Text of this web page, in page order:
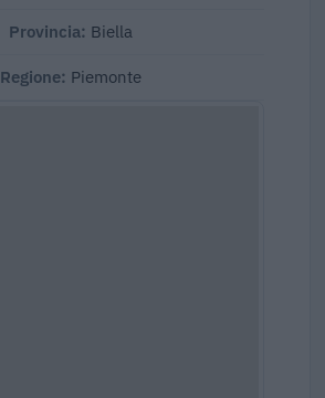
Provincia: Biella
Regione: Piemonte